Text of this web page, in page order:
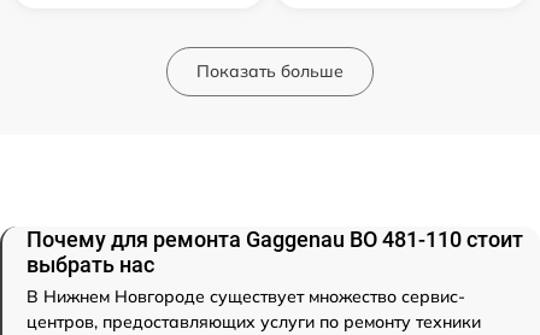
Показать больше
Почему для ремонта Gaggenau BO 481-110 стоит
выбрать нас
В Нижнем Новгороде существует множество сервис-
центров, предоставляющих услуги по ремонту техники